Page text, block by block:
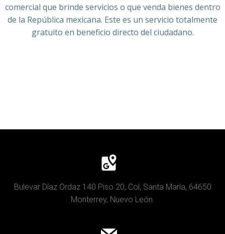
comercial que brinde servicios o que venda bienes dentro
de la República mexicana. Este es un servicio totalmente
gratuito en beneficio directo del ciudadano.
Bulevar Díaz Ordaz 140 Piso 20, Col, Santa María, 64650
Monterrey, Nuevo León.